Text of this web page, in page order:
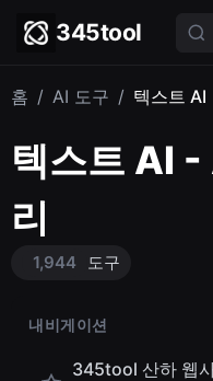
345tool
홈 / AI 도구 / 텍스트 AI
텍스트 AI -
리
1,944 도구
내비게이션
345tool 산하 웹